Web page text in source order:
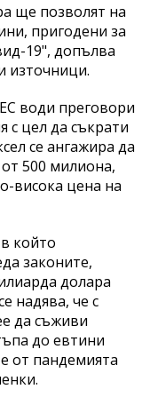
ще позволят на
пригодени за
19", допълва
източници.
води преговори
с цел да съкрати
се ангажира да
500 милиона,
висока цена на
който
законите,
долара
надява, че с
да съживи
до евтини
от пандемията